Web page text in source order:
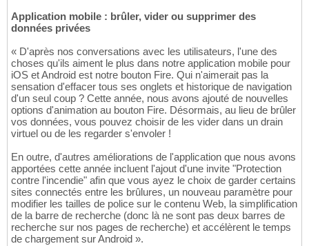
Application mobile : brûler, vider ou supprimer des
données privées
« D'après nos conversations avec les utilisateurs, l'une des
choses qu'ils aiment le plus dans notre application mobile pour
iOS et Android est notre bouton Fire. Qui n'aimerait pas la
sensation d'effacer tous ses onglets et historique de navigation
d'un seul coup ? Cette année, nous avons ajouté de nouvelles
options d'animation au bouton Fire. Désormais, au lieu de brûler
vos données, vous pouvez choisir de les vider dans un drain
virtuel ou de les regarder s'envoler !
En outre, d'autres améliorations de l'application que nous avons
apportées cette année incluent l'ajout d'une invite "Protection
contre l'incendie" afin que vous ayez le choix de garder certains
sites connectés entre les brûlures, un nouveau paramètre pour
modifier les tailles de police sur le contenu Web, la simplification
de la barre de recherche (donc là ne sont pas deux barres de
recherche sur nos pages de recherche) et accélèrent le temps
de chargement sur Android ».